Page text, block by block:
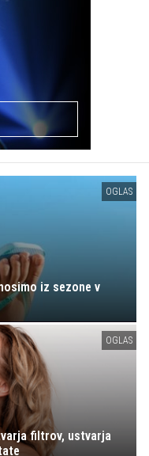
OGLAS
iz sezone v
OGLAS
filtrov, ustvarja